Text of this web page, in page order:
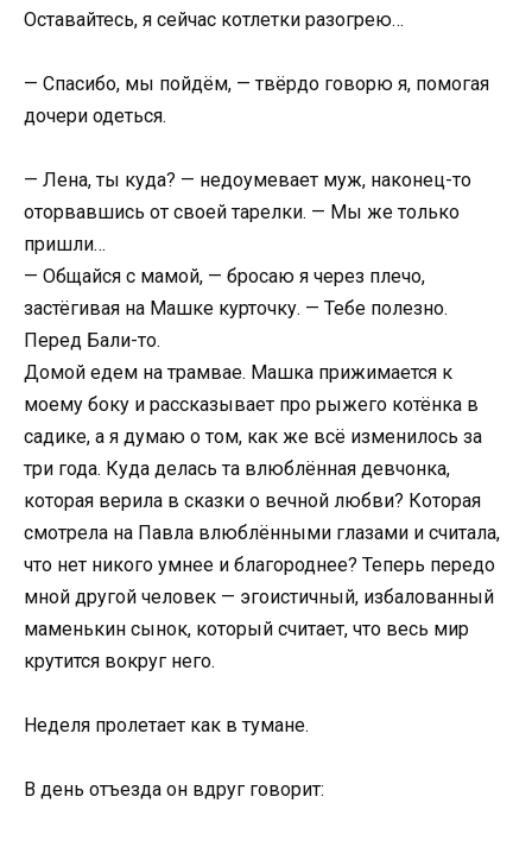
Оставайтесь, я сейчас котлетки разогрею…
— Спасибо, мы пойдём, — твёрдо говорю я, помогая
дочери одеться.
— Лена, ты куда? — недоумевает муж, наконец-то
оторвавшись от своей тарелки. — Мы же только
пришли…
— Общайся с мамой, — бросаю я через плечо,
застёгивая на Машке курточку. — Тебе полезно.
Перед Бали-то.
Домой едем на трамвае. Машка прижимается к
моему боку и рассказывает про рыжего котёнка в
садике, а я думаю о том, как же всё изменилось за
три года. Куда делась та влюблённая девчонка,
которая верила в сказки о вечной любви? Которая
смотрела на Павла влюблёнными глазами и считала,
что нет никого умнее и благороднее? Теперь передо
мной другой человек — эгоистичный, избалованный
маменькин сынок, который считает, что весь мир
крутится вокруг него.
Неделя пролетает как в тумане.
В день отъезда он вдруг говорит: